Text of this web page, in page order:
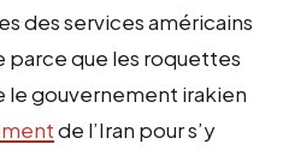
des services américains
parce que les roquettes
le gouvernement irakien
de l’Iran pour s’y